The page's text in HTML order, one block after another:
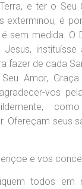
e ter o
exterminou, é
sem medida. O
Jesus, instituísse
fazer de cada
Amor,
vos
Ofereçam seus
e vos
todos em